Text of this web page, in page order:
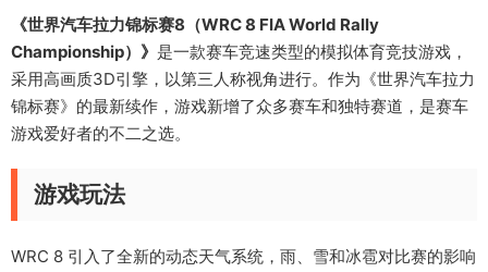
《世界汽车拉力锦标赛8（WRC 8 FIA World Rally
Championship）》 是一款赛车竞速类型的模拟体育竞技游戏，
采用高画质3D引擎，以第三人称视角进行。作为《世界汽车拉力
锦标赛》的最新续作，游戏新增了众多赛车和独特赛道，是赛车
游戏爱好者的不二之选。
游戏玩法
WRC 8 引入了全新的动态天气系统，雨、雪和冰雹对比赛的影响